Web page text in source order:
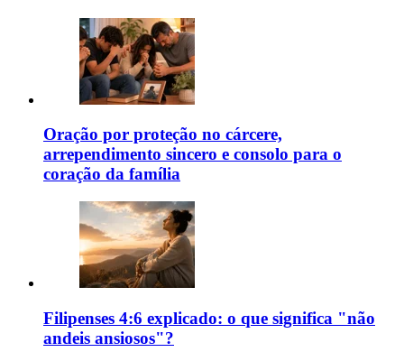
Oração por proteção no cárcere,
arrependimento sincero e consolo para o
coração da família
Filipenses 4:6 explicado: o que significa "não
andeis ansiosos"?